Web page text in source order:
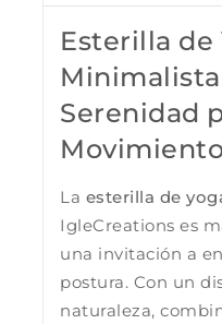
Esterilla de
Serenidad
La esterilla de
IgleCreations es
una invitación a
postura. Con un
naturaleza,